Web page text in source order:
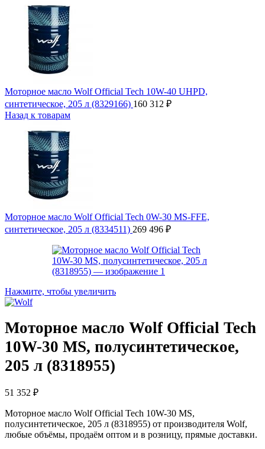
Моторное масло Wolf Official Tech 10W-40 UHPD,
синтетическое, 205 л (8329166) 160 312 ₽
Назад к товарам
Моторное масло Wolf Official Tech 0W-30 MS-FFE,
синтетическое, 205 л (8334511) 269 496 ₽
Нажмите, чтобы увеличить
Моторное масло Wolf Official Tech
10W-30 MS, полусинтетическое,
205 л (8318955)
51 352 ₽
Моторное масло Wolf Official Tech 10W-30 MS,
полусинтетическое, 205 л (8318955) от производителя Wolf,
любые объёмы, продаём оптом и в розницу, прямые доставки.